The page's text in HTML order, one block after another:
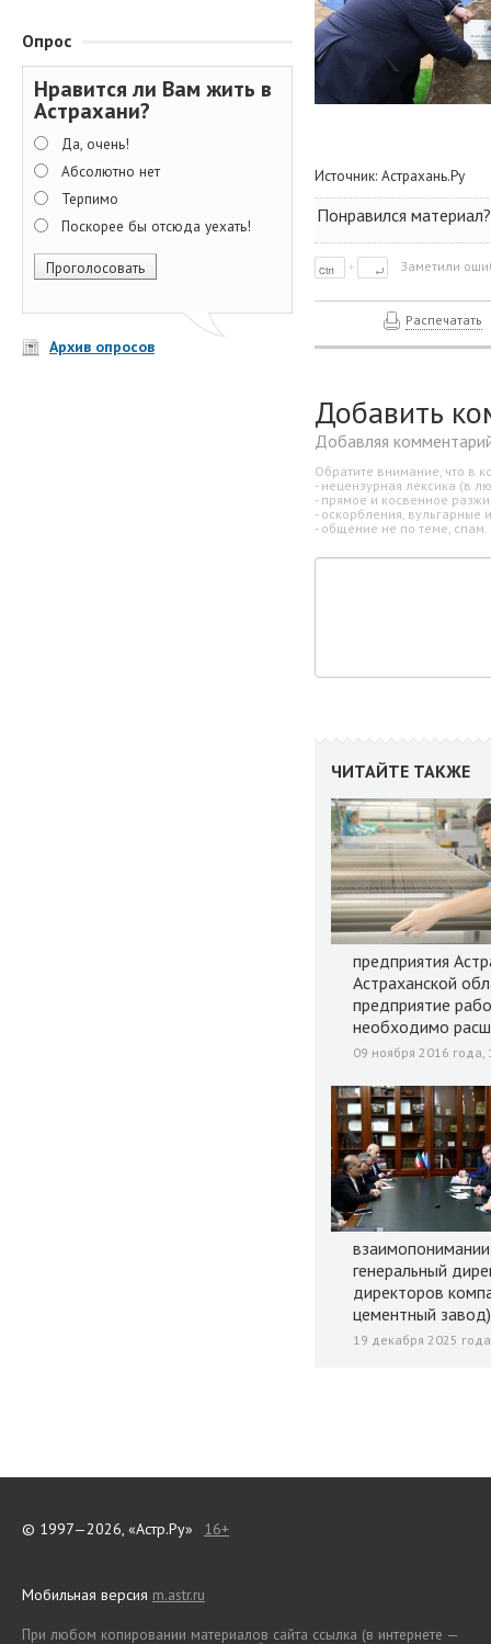
Опрос
Нравится ли Вам жить в
Астрахани?
Да, очень!
Абсолютно нет
Терпимо
Поскорее бы отсюда уехать!
Архив опросов
Источник: Астрахань.Ру
Понравился
Заметили
Распечатать
Добавить
Добавляя
Обратите внимание, что в
- нецензурная лексика (в
- прямое и косвенное
- оскорбления, вульгарные
- общение не по теме, спам.
ЧИТАЙТЕ ТАКЖЕ
предприятия
Астраханской
предприятие
необходимо
09 ноября 2016 года,
генеральный
директоров
цементный
19 декабря 2025
© 1997—2026, «Астр.Ру» 16+
Мобильная версия m.astr.ru
При любом копировании материалов сайта ссылка (в интернете —